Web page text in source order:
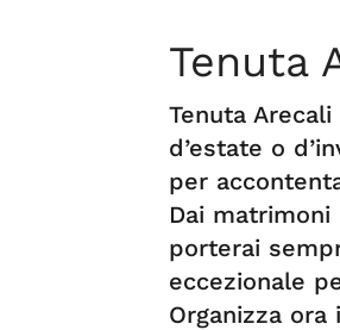
Tenuta
Tenuta
d’estate o
per
Dai
porterai
eccezionale
Organizza